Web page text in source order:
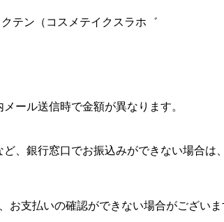
テン（コスメテイクスラホ゛
ール送信時で金額が異なります。
、銀行窓口でお振込みができない場合は
支払いの確認ができない場合がございま